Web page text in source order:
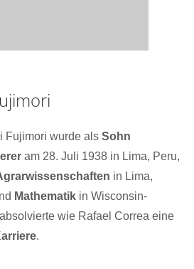
Fujimori wurde als Sohn
am 28. Juli 1938 in Lima, Peru,
in Lima,
Mathematik in Wisconsin-
wie Rafael Correa eine
.